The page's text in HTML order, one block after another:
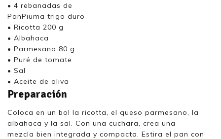
• 4 rebanadas de
PanPiuma trigo duro
• Ricotta 200 g
• Albahaca
• Parmesano 80 g
• Puré de tomate
• Sal
• Aceite de oliva
Preparación
Coloca en un bol la ricotta, el queso parmesano, la
albahaca y la sal. Con una cuchara, crea una
mezcla bien integrada y compacta. Estira el pan con